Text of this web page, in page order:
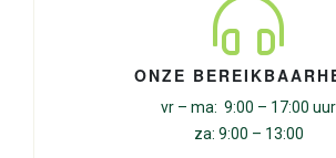
ONZE
vr – ma: 9:00 – 17:00 uur
za: 9:00 – 13:00